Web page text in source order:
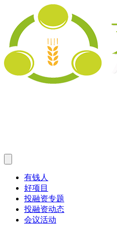
有钱人
好项目
投融资专题
投融资动态
会议活动